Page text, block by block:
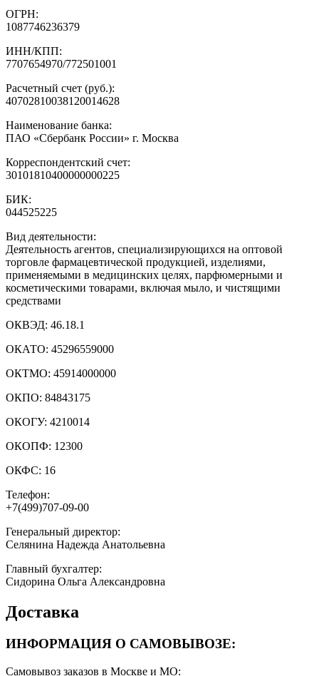
ОГРН:
1087746236379
ИНН/КПП:
7707654970/772501001
Расчетный счет (руб.):
40702810038120014628
Наименование банка:
ПАО «Сбербанк России» г. Москва
Корреспондентский счет:
30101810400000000225
БИК:
044525225
Вид деятельности:
Деятельность агентов, специализирующихся на оптовой
торговле фармацевтической продукцией, изделиями,
применяемыми в медицинских целях, парфюмерными и
косметическими товарами, включая мыло, и чистящими
средствами
ОКВЭД: 46.18.1
ОКАТО: 45296559000
ОКТМО: 45914000000
ОКПО: 84843175
ОКОГУ: 4210014
ОКОПФ: 12300
ОКФС: 16
Телефон:
+7(499)707-09-00
Генеральный директор:
Селянина Надежда Анатольевна
Главный бухгалтер:
Сидорина Ольга Александровна
Доставка
ИНФОРМАЦИЯ О САМОВЫВОЗЕ:
Самовывоз заказов в Москве и МО: